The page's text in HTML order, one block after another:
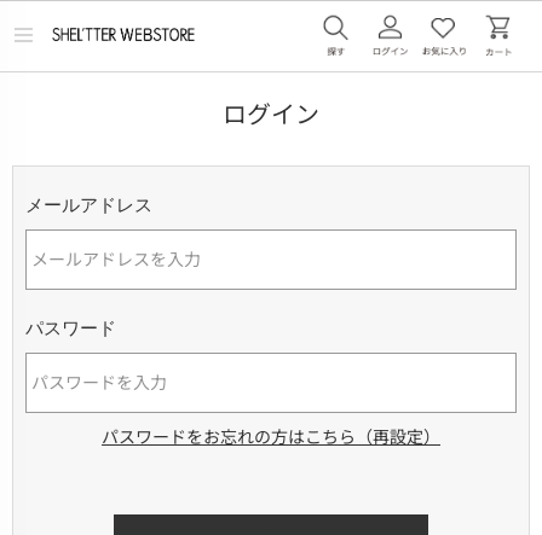
メ
ログイン
メールアドレス
パスワード
パスワードをお忘れの方はこちら（再設定）